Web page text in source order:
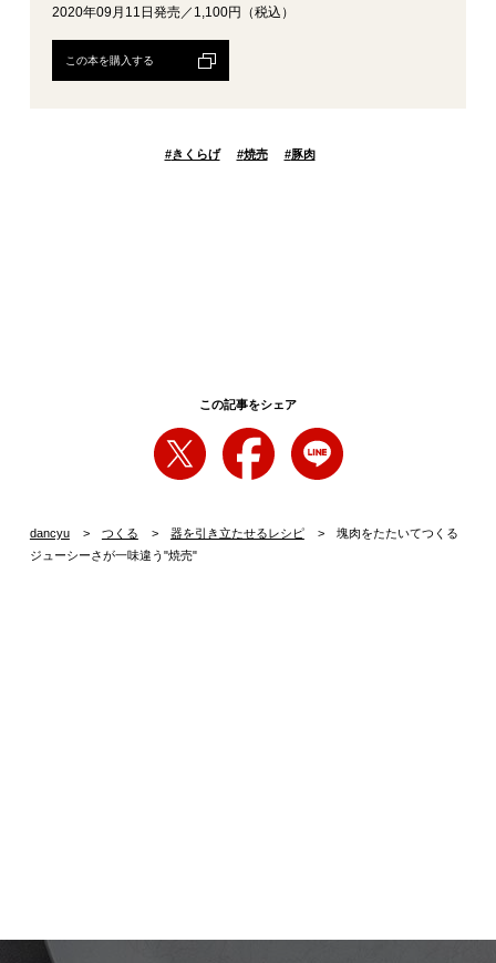
2020年09月11日発売／1,100円（税込）
この本を購入する
#きくらげ #焼売 #豚肉
この記事をシェア
dancyu つくる 器を引き立たせるレシピ
塊肉をたたいてつくる
ジューシーさが一味違う"焼売"